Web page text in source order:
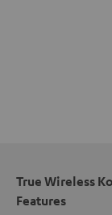
True Wireless
Features